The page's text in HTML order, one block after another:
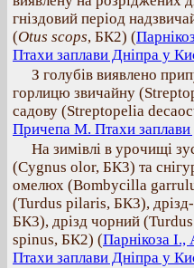
гніздовий період
(Otus scops, БК2) (
Птахи заплави Дніпра у
З голубів виявлено
горлицю звичайну
садову (Streptopelia
Причепа М. Птахи заплави
На зимівлі в урочищі
(Cygnus olor, БК3) та
омелюх (Bombycilla
(Turdus pilaris, БК3),
БК3), дрізд чорний
spinus, БК2) (Парнікоза
Птахи заплави Дніпра у